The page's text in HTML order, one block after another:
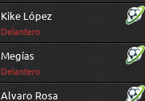
Kike López
Delantero
Megías
Delantero
Alvaro Rosa